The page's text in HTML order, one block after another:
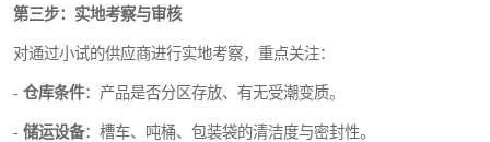
第三步：实地考察与审核
对通过小试的供应商进行实地考察，重点关注：
- 仓库条件：产品是否分区存放、有无受潮变质。
- 储运设备：槽车、吨桶、包装袋的清洁度与密封性。